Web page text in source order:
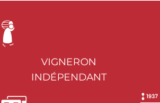
VIGNERON
INDÉPENDANT